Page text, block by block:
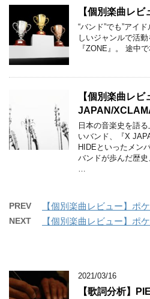
【個別楽曲レ
“バンド”でも”アイ
しいジャンルで活
『ZONE』。 途中
【個別楽曲レビ
JAPAN/
日本の音楽史を語
いバンド、『X
HIDEといったメン
バンドが歩んだ歴
PREV 【個別楽曲レビュー】ポ
NEXT 【個別楽曲レビュー】ポ
2021/03/16
【歌詞分析】